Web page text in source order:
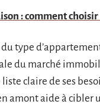
: comment
type
du marché
claire de ses
amont aide à cibler